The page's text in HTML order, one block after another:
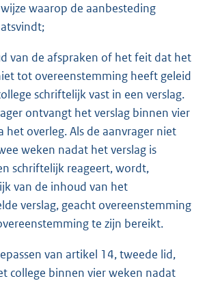
waarop de aanbesteding
van de afspraken of het feit dat het
tot overeenstemming heeft geleid
schriftelijk vast in een verslag.
ontvangt het verslag binnen vier
het overleg. Als de aanvrager niet
weken nadat het verslag is
schriftelijk reageert, wordt,
van de inhoud van het
verslag, geacht overeenstemming
te zijn bereikt.
van artikel 14, tweede lid,
college binnen vier weken nadat